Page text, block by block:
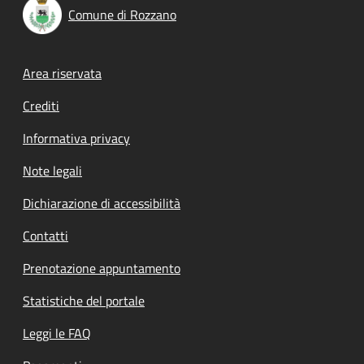
Comune di Rozzano
Footer menu
Area riservata
Crediti
Informativa privacy
Note legali
Dichiarazione di accessibilità
Contatti
Prenotazione appuntamento
Statistiche del portale
Leggi le FAQ